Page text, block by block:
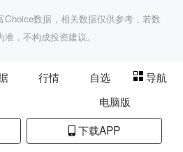
Choice数据，相关数据仅供参考，若数
，不构成投资建议。
行情 自选
导航
电脑版
下载APP